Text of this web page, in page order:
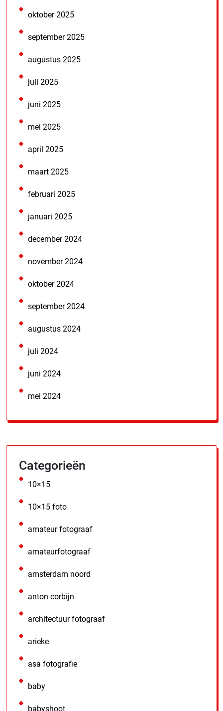
oktober 2025
september 2025
augustus 2025
juli 2025
juni 2025
mei 2025
april 2025
maart 2025
februari 2025
januari 2025
december 2024
november 2024
oktober 2024
september 2024
augustus 2024
juli 2024
juni 2024
mei 2024
Categorieën
10×15
10×15 foto
amateur fotograaf
amateurfotograaf
amsterdam noord
anton corbijn
architectuur fotograaf
arieke
asa fotografie
baby
babyshoot